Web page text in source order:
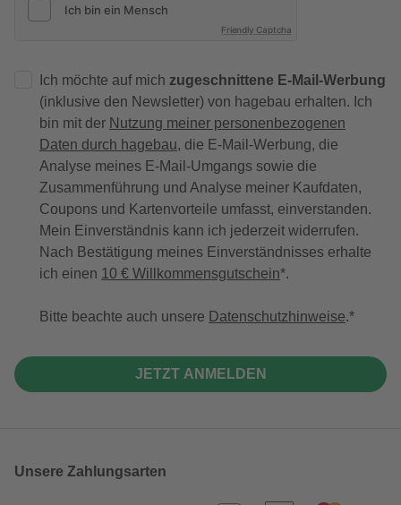
Friendly Captcha
Ich möchte auf mich zugeschnittene E-Mail-Werbung
(inklusive den Newsletter) von hagebau erhalten. Ich
bin mit der Nutzung meiner personenbezogenen
Daten durch hagebau, die E-Mail-Werbung, die
Analyse meines E-Mail-Umgangs sowie die
Zusammenführung und Analyse meiner Kaufdaten,
Coupons und Kartenvorteile umfasst, einverstanden.
Mein Einverständnis kann ich jederzeit widerrufen.
Nach Bestätigung meines Einverständnisses erhalte
ich einen 10 € Willkommensgutschein*.
Bitte beachte auch unsere Datenschutzhinweise.
JETZT ANMELDEN
Unsere Zahlungsarten